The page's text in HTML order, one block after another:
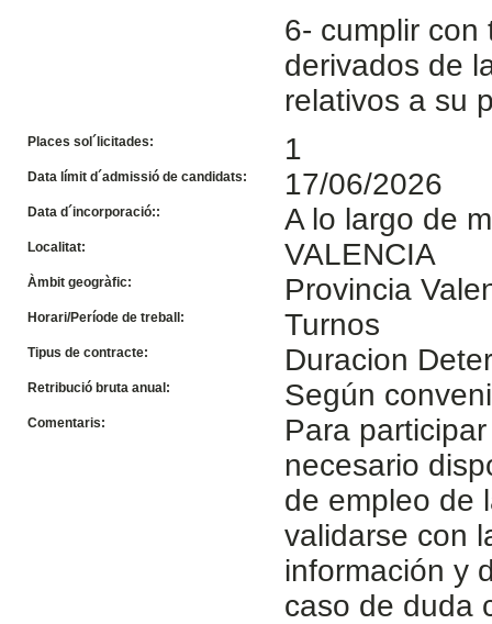
6- cumplir con
derivados de
relativos a su
Places sol´licitades: 1
Data límit d´admissió de candidats: 17/06/2026
Data d´incorporació:: A lo largo de
Localitat: VALENCIA
Àmbit geogràfic: Provincia
Horari/Període de treball: Turnos
Tipus de contracte: Duracion
Retribució bruta anual: Según
Comentaris:
Para
necesario
de empleo de
validarse con
información y
caso de duda